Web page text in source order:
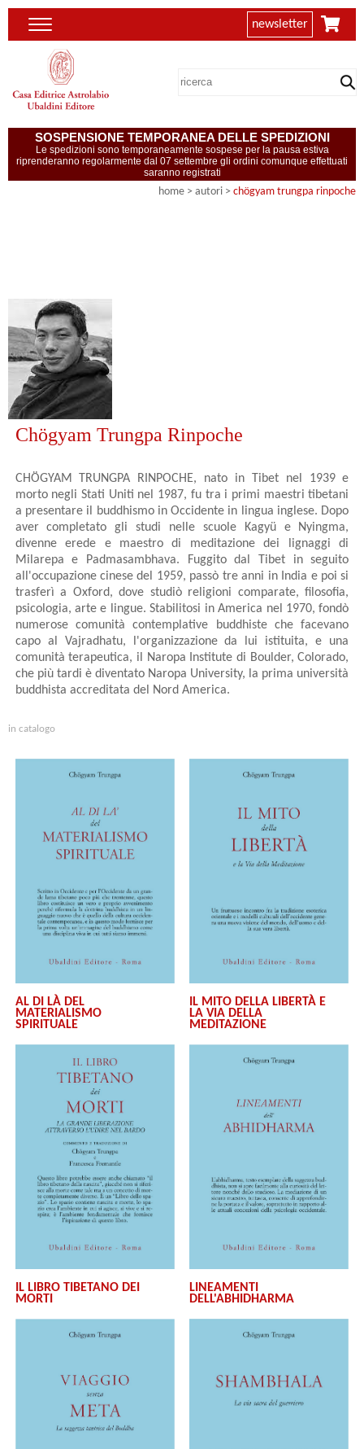
newsletter
SOSPENSIONE TEMPORANEA DELLE SPEDIZIONI
Le spedizioni sono temporaneamente sospese per la pausa estiva
riprenderanno regolarmente dal 07 settembre gli ordini comunque effettuati
saranno registrati
home > autori > chögyam trungpa rinpoche
Chögyam Trungpa Rinpoche
CHÖGYAM TRUNGPA RINPOCHE, nato in Tibet nel 1939 e
morto negli Stati Uniti nel 1987, fu tra i primi maestri tibetani
a presentare il buddhismo in Occidente in lingua inglese. Dopo
aver completato gli studi nelle scuole Kagyü e Nyingma,
divenne erede e maestro di meditazione dei lignaggi di
Milarepa e Padmasambhava. Fuggito dal Tibet in seguito
all'occupazione cinese del 1959, passò tre anni in India e poi si
trasferì a Oxford, dove studiò religioni comparate, filosofia,
psicologia, arte e lingue. Stabilitosi in America nel 1970, fondò
numerose comunità contemplative buddhiste che facevano
capo al Vajradhatu, l'organizzazione da lui istituita, e una
comunità terapeutica, il Naropa Institute di Boulder, Colorado,
che più tardi è diventato Naropa University, la prima università
buddhista accreditata del Nord America.
in catalogo
AL DI LÀ DEL
MATERIALISMO
SPIRITUALE
IL MITO DELLA LIBERTÀ E
LA VIA DELLA
MEDITAZIONE
IL LIBRO TIBETANO DEI
MORTI
LINEAMENTI
DELL'ABHIDHARMA